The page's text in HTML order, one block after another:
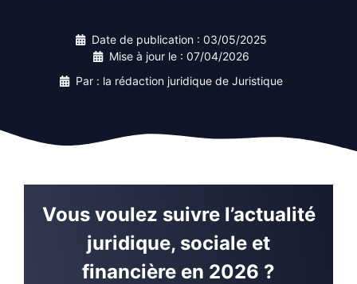
Date de publication : 03/05/2025
Mise à jour le : 07/04/2026
Par : la rédaction juridique de Juristique
Vous voulez suivre l’actualité
juridique, sociale et
financière en 2026 ?